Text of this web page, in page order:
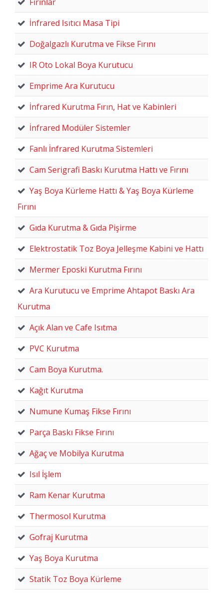
İnfrared Isıtıcı Masa Tipi
Doğalgazlı Kurutma ve Fikse Fırını
IR Oto Lokal Boya Kurutucu
Emprime Ara Kurutucu
İnfrared Kurutma Fırın, Hat ve Kabinleri
İnfrared Modüler Sistemler
Fanlı İnfrared Kurutma Sistemleri
Cam Serigrafi Baskı Kurutma Hattı ve Fırını
Yaş Boya Kürleme Hattı & Yaş Boya Kürleme
Fırını
Gıda Kurutma & Gıda Pişirme
Elektrostatik Toz Boya Jelleşme Kabini ve Hattı
Mermer Eposki Kurutma Fırını
Ara Kurutucu ve Emprime Ahtapot Baskı Ara
Kurutma
Açık Alan ve Cafe Isıtma
PVC Kurutma
Cam Boya Kurutma.
Kağıt Kurutma
Numune Kumaş Fikse Fırını
Parça Baskı Fikse Fırını
Ağaç ve Mobilya Kurutma
Isıl İşlem
Ram Kenar Kurutma
Thermosol Kurutma
Gofraj Kurutma
Yaş Boya Kurutma
Statik Toz Boya Kürleme